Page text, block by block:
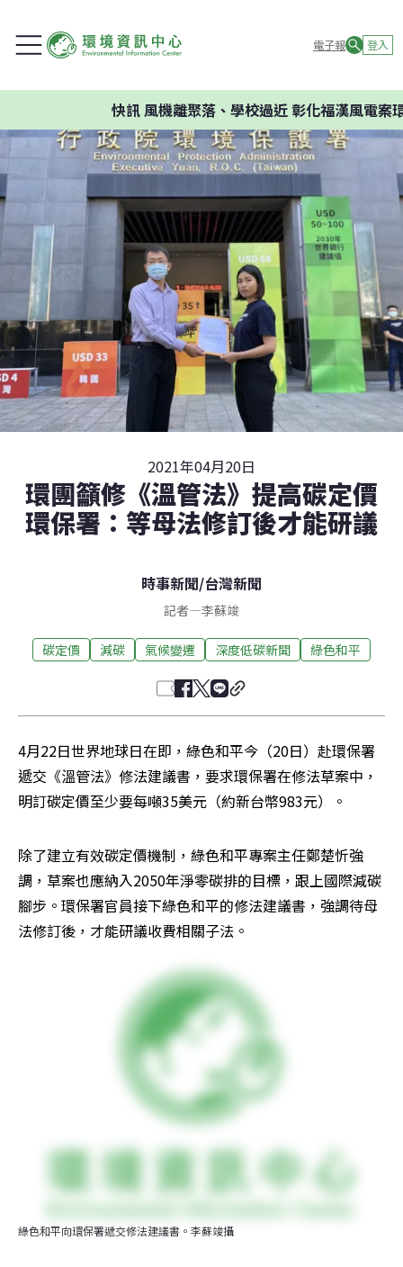
電子報 登入
風機離聚落、學校過近 彰化福漢風電案環委建
2021年04月20日
環團籲修《溫管法》提高碳定價
環保署：等母法修訂後才能研議
時事新聞/台灣新聞
記者—李蘇竣
碳定價 減碳 氣候變遷 深度低碳新聞 綠色和平
4月22日世界地球日在即，綠色和平今（20日）赴環保署
遞交《溫管法》修法建議書，要求環保署在修法草案中，
明訂碳定價至少要每噸35美元（約新台幣983元）。
除了建立有效碳定價機制，綠色和平專案主任鄭楚忻強
調，草案也應納入2050年淨零碳排的目標，跟上國際減碳
腳步。環保署官員接下綠色和平的修法建議書，強調待母
法修訂後，才能研議收費相關子法。
綠色和平向環保署遞交修法建議書。李蘇竣攝